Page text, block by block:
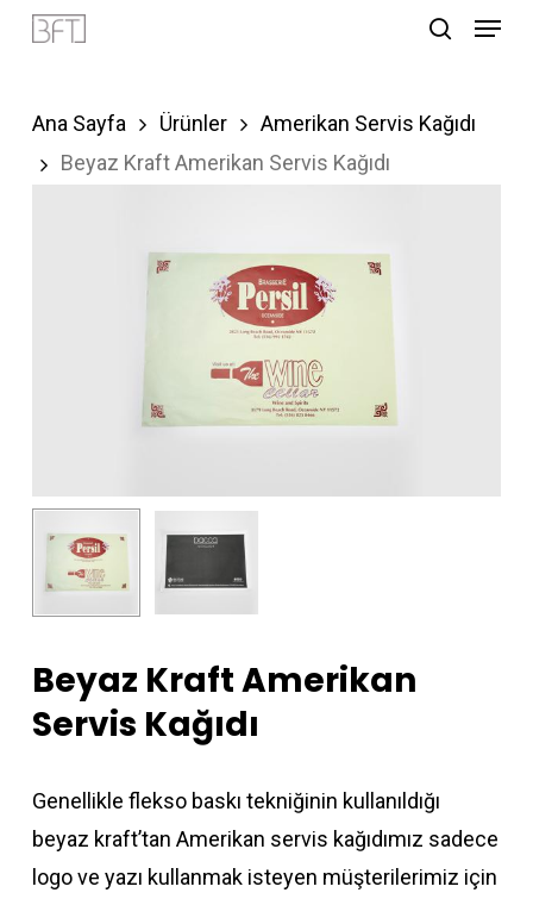
Skip
content
Menu
Ana Sayfa Ürünler
Amerikan Servis Kağıdı
Beyaz Kraft Amerikan Servis Kağıdı
Beyaz Kraft Amerikan
Servis Kağıdı
Genellikle flekso baskı tekniğinin kullanıldığı
beyaz kraft’tan Amerikan servis kağıdımız sadece
logo ve yazı kullanmak isteyen müşterilerimiz için
Menu